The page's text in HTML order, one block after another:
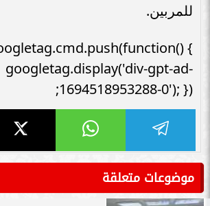
للمربين.
{
googletag.display('div-gpt-ad-
1694518953288-0'); });
موضوعات متعلقة